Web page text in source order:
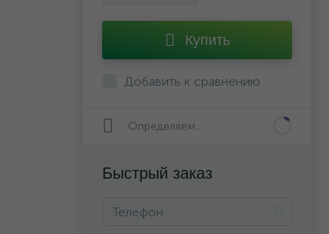
Купить
Добавить к сравнению
Определяем...
Быстрый заказ